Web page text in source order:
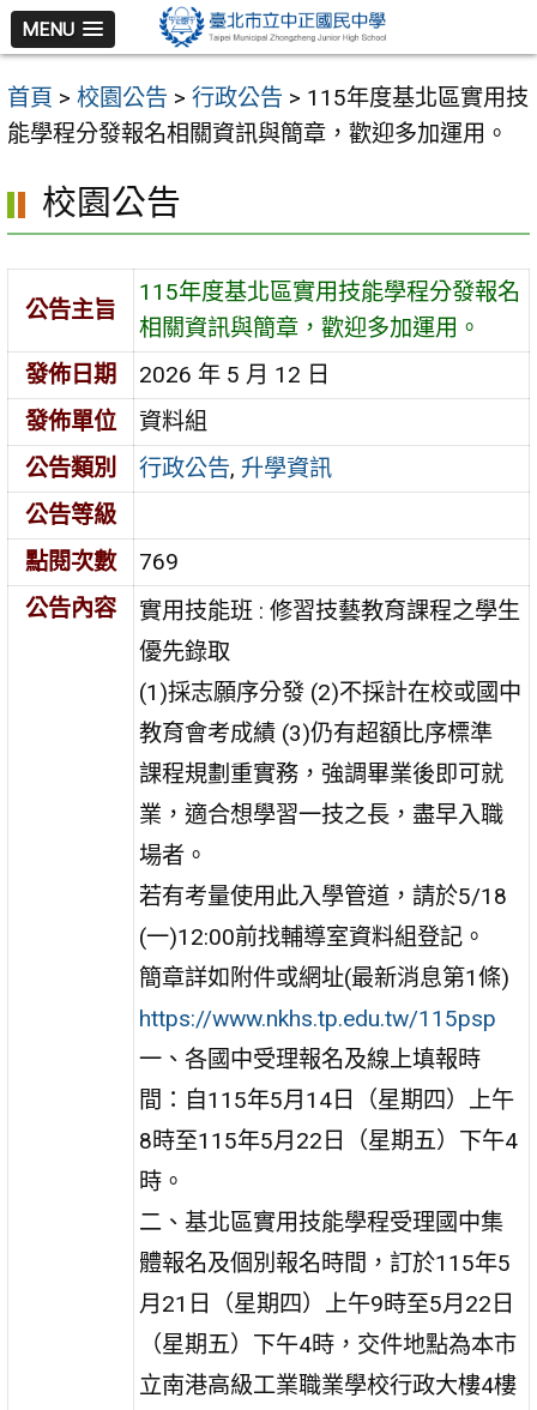
跳
至
主
要
容
區
MENU
首頁 > 校園公告 > 行政公告 > 115年度基北區實用技
能學程分發報名相關資訊與簡章，歡迎多加運用。
校園公告
公告主旨
115年度基北區實用技能學程分發報名
相關資訊與簡章，歡迎多加運用。
發佈日期
2026 年 5 月 12 日
發佈單位
資料組
公告類別
行政公告, 升學資訊
公告等級
點閱次數
769
公告內容
實用技能班 : 修習技藝教育課程之學生
優先錄取
(1)採志願序分發 (2)不採計在校或國中
教育會考成績 (3)仍有超額比序標準
課程規劃重實務，強調畢業後即可就
業，適合想學習一技之長，盡早入職
場者。
若有考量使用此入學管道，請於5/18
(一)12:00前找輔導室資料組登記。
簡章詳如附件或網址(最新消息第1條)
https://www.nkhs.tp.edu.tw/115psp
一、各國中受理報名及線上填報時
間：自115年5月14日（星期四）上午
8時至115年5月22日（星期五）下午4
時。
二、基北區實用技能學程受理國中集
體報名及個別報名時間，訂於115年5
月21日（星期四）上午9時至5月22日
（星期五）下午4時，交件地點為本市
立南港高級工業職業學校行政大樓4樓